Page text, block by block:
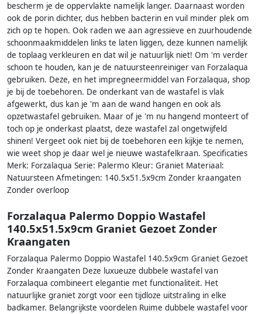
bescherm je de oppervlakte namelijk langer. Daarnaast worden
ook de porin dichter, dus hebben bacterin en vuil minder plek om
zich op te hopen. Ook raden we aan agressieve en zuurhoudende
schoonmaakmiddelen links te laten liggen, deze kunnen namelijk
de toplaag verkleuren en dat wil je natuurlijk niet! Om 'm verder
schoon te houden, kan je de natuursteenreiniger van Forzalaqua
gebruiken. Deze, en het impregneermiddel van Forzalaqua, shop
je bij de toebehoren. De onderkant van de wastafel is vlak
afgewerkt, dus kan je 'm aan de wand hangen en ook als
opzetwastafel gebruiken. Maar of je 'm nu hangend monteert of
toch op je onderkast plaatst, deze wastafel zal ongetwijfeld
shinen! Vergeet ook niet bij de toebehoren een kijkje te nemen,
wie weet shop je daar wel je nieuwe wastafelkraan. Specificaties
Merk: Forzalaqua Serie: Palermo Kleur: Graniet Materiaal:
Natuursteen Afmetingen: 140.5x51.5x9cm Zonder kraangaten
Zonder overloop
Forzalaqua Palermo Doppio Wastafel
140.5x51.5x9cm Graniet Gezoet Zonder
Kraangaten
Forzalaqua Palermo Doppio Wastafel 140.5x9cm Graniet Gezoet
Zonder Kraangaten Deze luxueuze dubbele wastafel van
Forzalaqua combineert elegantie met functionaliteit. Het
natuurlijke graniet zorgt voor een tijdloze uitstraling in elke
badkamer. Belangrijkste voordelen Ruime dubbele wastafel voor